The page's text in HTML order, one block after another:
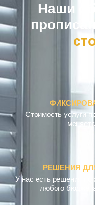
Наши
ом
Стоимость услуги
РЕШЕНИЯ
У нас есть решения
любого